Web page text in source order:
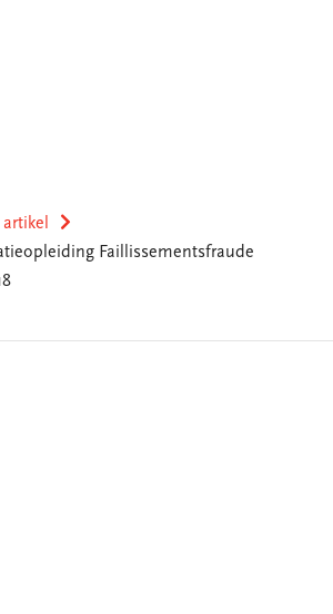
Faillissementsfraude